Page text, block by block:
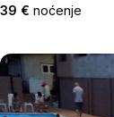
39 € noćenje